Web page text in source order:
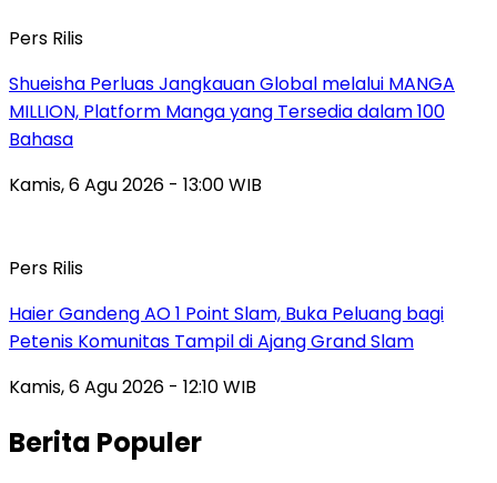
Pers Rilis
Shueisha Perluas Jangkauan Global melalui MANGA
MILLION, Platform Manga yang Tersedia dalam 100
Bahasa
Kamis, 6 Agu 2026 - 13:00 WIB
Pers Rilis
Haier Gandeng AO 1 Point Slam, Buka Peluang bagi
Petenis Komunitas Tampil di Ajang Grand Slam
Kamis, 6 Agu 2026 - 12:10 WIB
Berita Populer